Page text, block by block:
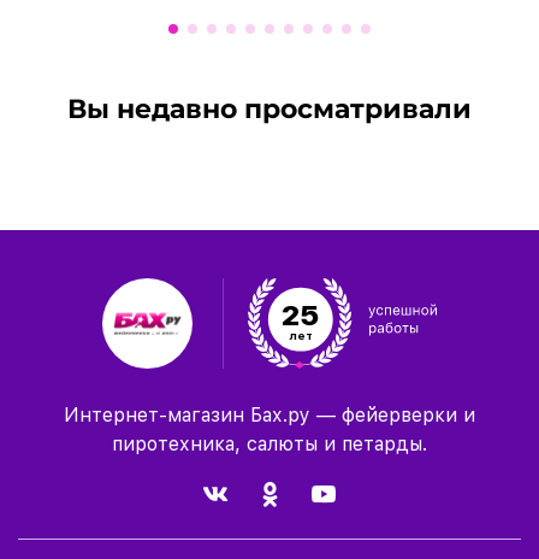
Вы недавно просматривали
25
лет
Интернет-магазин Бах.ру — фейерверки и
пиротехника, салюты и петарды.